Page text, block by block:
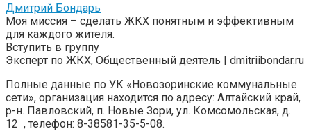
Дмитрий Бондарь
Моя миссия – сделать ЖКХ понятным и эффективным
для каждого жителя.
Вступить в группу
Эксперт по ЖКХ, Общественный деятель | dmitriibondar.ru
Полные данные по УК «Новозоринские коммунальные
сети», организация находится по адресу: Алтайский край,
р-н. Павловский, п. Новые Зори, ул. Комсомольская, д.
12 , телефон: 8-38581-35-5-08.